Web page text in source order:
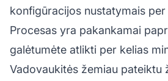
konfigūracijos nustatymais per
Procesas yra pakankamai
galėtumėte atlikti per kelias
Vadovaukitės žemiau pateiktu